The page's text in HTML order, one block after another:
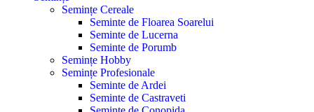
Semințe Cereale
Seminte de Floarea Soarelui
Seminte de Lucerna
Seminte de Porumb
Semințe Hobby
Semințe Profesionale
Seminte de Ardei
Seminte de Castraveti